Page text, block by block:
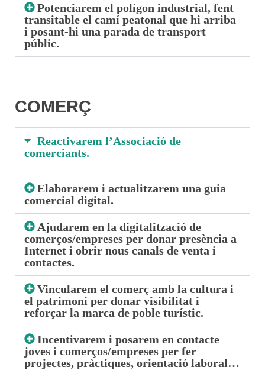
Potenciarem el polígon industrial, fent
transitable el camí peatonal que hi arriba
i posant-hi una parada de transport
públic.
COMERÇ
Reactivarem l’Associació de
comerciants.
Elaborarem i actualitzarem una guia
comercial digital.
Ajudarem en la digitalització de
comerços/empreses per donar presència a
Internet i obrir nous canals de venta i
contactes.
Vincularem el comerç amb la cultura i
el patrimoni per donar visibilitat i
reforçar la marca de poble turístic.
Incentivarem i posarem en contacte
joves i comerços/empreses per fer
projectes, pràctiques, orientació laboral…